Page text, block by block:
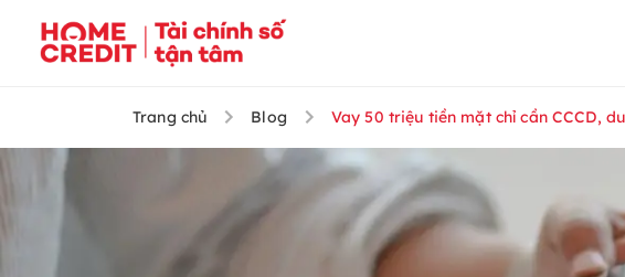
Trang chủ Blog Vay 50 triệu tiền mặt chỉ cần CCCD,